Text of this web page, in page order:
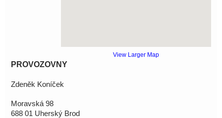
View Larger Map
PROVOZOVNY
Zdeněk Koníček
Moravská 98
688 01 Uherský Brod